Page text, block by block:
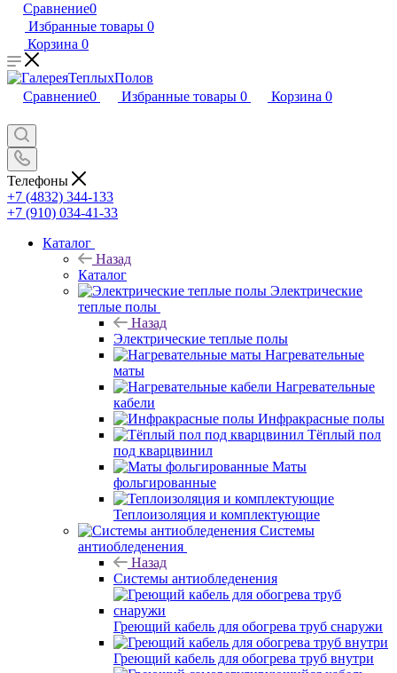
Сравнение0
Избранные товары 0
Корзина 0
Сравнение0 Избранные товары 0 Корзина 0
Телефоны
+7 (4832) 344-133
+7 (910) 034-41-33
Каталог
Назад
Каталог
Электрические
теплые полы
Назад
Электрические теплые полы
Нагревательные
маты
Нагревательные
кабели
Инфракрасные полы
Тёплый пол
под кварцвинил
Маты
фольгированные
Теплоизоляция и комплектующие
Системы
антиобледенения
Назад
Системы антиобледенения
Греющий кабель для обогрева труб снаружи
Греющий кабель для обогрева труб внутри